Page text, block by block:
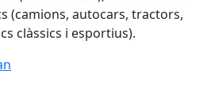
(camions, autocars, tractors,
clàssics i esportius).